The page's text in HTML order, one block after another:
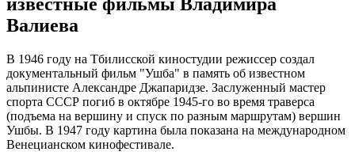
Валиева
В 1946 году на Тбилисской киностудии режиссер создал
документальный фильм "Ушба" в память об известном
альпинисте Александре Джапаридзе. Заслуженный мастер
спорта СССР погиб в октябре 1945-го во время траверса
(подъема на вершину и спуск по разным маршрутам) вершин
Ушбы. В 1947 году картина была показана на международном
Венецианском кинофестивале.